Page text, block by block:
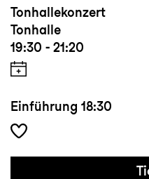
Tonhallekonzert
Tonhalle
19:30 - 21:20
Einführung 18:30